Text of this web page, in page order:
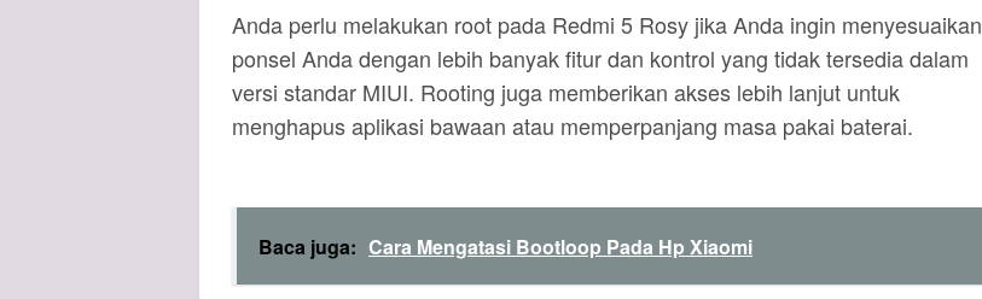
Anda perlu melakukan root pada Redmi 5 Rosy jika Anda ingin menyesuaikan
ponsel Anda dengan lebih banyak fitur dan kontrol yang tidak tersedia dalam
versi standar MIUI. Rooting juga memberikan akses lebih lanjut untuk
menghapus aplikasi bawaan atau memperpanjang masa pakai baterai.
Baca juga: Cara Mengatasi Bootloop Pada Hp Xiaomi